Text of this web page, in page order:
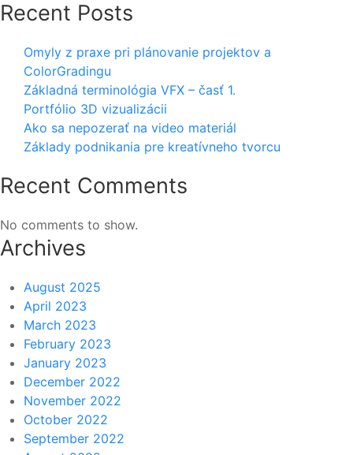
Recent Posts
Omyly z praxe pri plánovanie projektov a
ColorGradingu
Základná terminológia VFX – časť 1.
Portfólio 3D vizualizácii
Ako sa nepozerať na video materiál
Základy podnikania pre kreatívneho tvorcu
Recent Comments
No comments to show.
Archives
August 2025
April 2023
March 2023
February 2023
January 2023
December 2022
November 2022
October 2022
September 2022